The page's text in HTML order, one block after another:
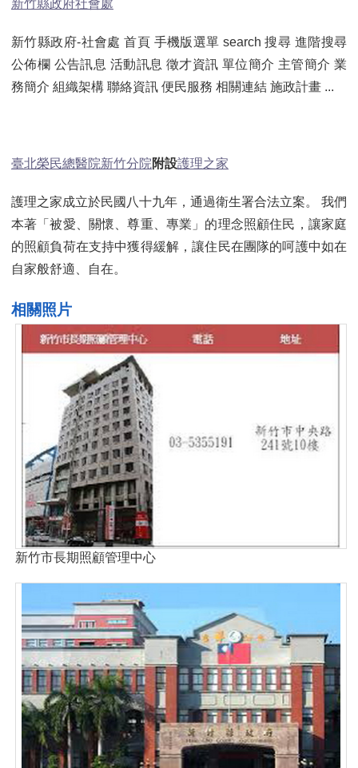
新竹縣政府社會處
新竹縣政府-社會處 首頁 手機版選單 search 搜尋 進階搜尋
公佈欄 公告訊息 活動訊息 徵才資訊 單位簡介 主管簡介 業
務簡介 組織架構 聯絡資訊 便民服務 相關連結 施政計畫 ...
臺北榮民總醫院新竹分院附設護理之家
護理之家成立於民國八十九年，通過衛生署合法立案。 我們
本著「被愛、關懷、尊重、專業」的理念照顧住民，讓家庭
的照顧負荷在支持中獲得緩解，讓住民在團隊的呵護中如在
自家般舒適、自在。
相關照片
新竹市長期照顧管理中心